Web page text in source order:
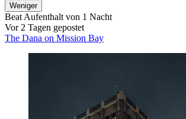
Weniger
Beat Aufenthalt von 1 Nacht
Vor 2 Tagen gepostet
The Dana on Mission Bay